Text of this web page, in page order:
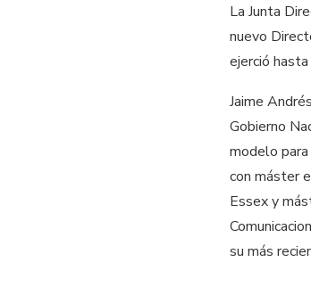
La Junta
nuevo
ejerció
Jaime
Gobierno
modelo
con máster
Essex y
su más